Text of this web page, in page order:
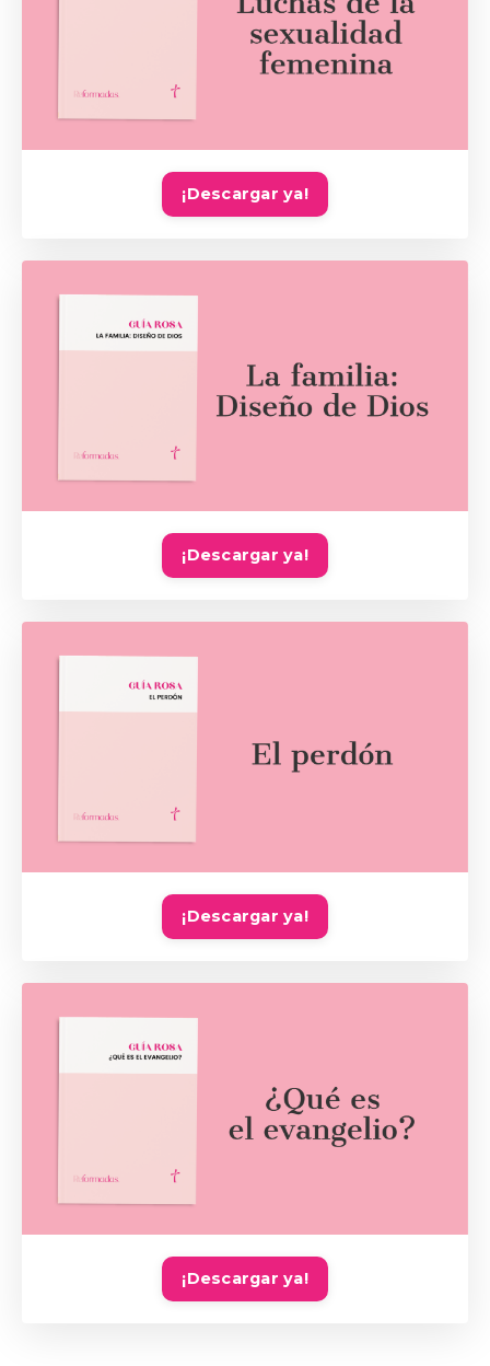
¡Descargar ya!
¡Descargar ya!
¡Descargar ya!
¡Descargar ya!